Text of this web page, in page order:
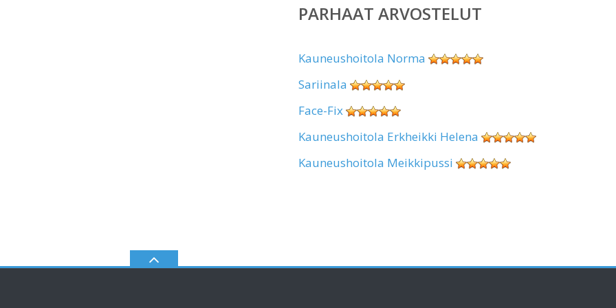
PARHAAT ARVOSTELUT
Kauneushoitola Norma
Sariinala
Face-Fix
Kauneushoitola Erkheikki Helena
Kauneushoitola Meikkipussi